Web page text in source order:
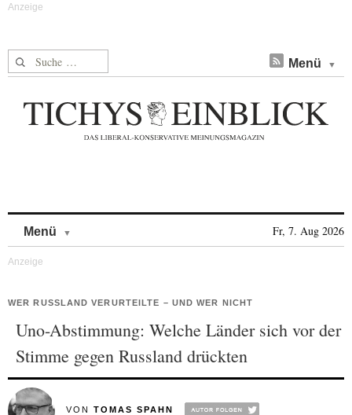
Suche nach: Menü
Menü Fr, 7. Aug 2026
WER RUSSLAND VERURTEILTE – UND WER NICHT
Uno-Abstimmung: Welche Länder sich vor der
Stimme gegen Russland drückten
VON TOMAS SPAHN